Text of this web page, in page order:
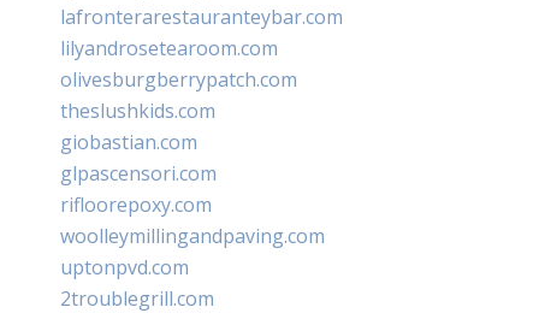
lafronterarestauranteybar.com
lilyandrosetearoom.com
olivesburgberrypatch.com
theslushkids.com
giobastian.com
glpascensori.com
rifloorepoxy.com
woolleymillingandpaving.com
uptonpvd.com
2troublegrill.com